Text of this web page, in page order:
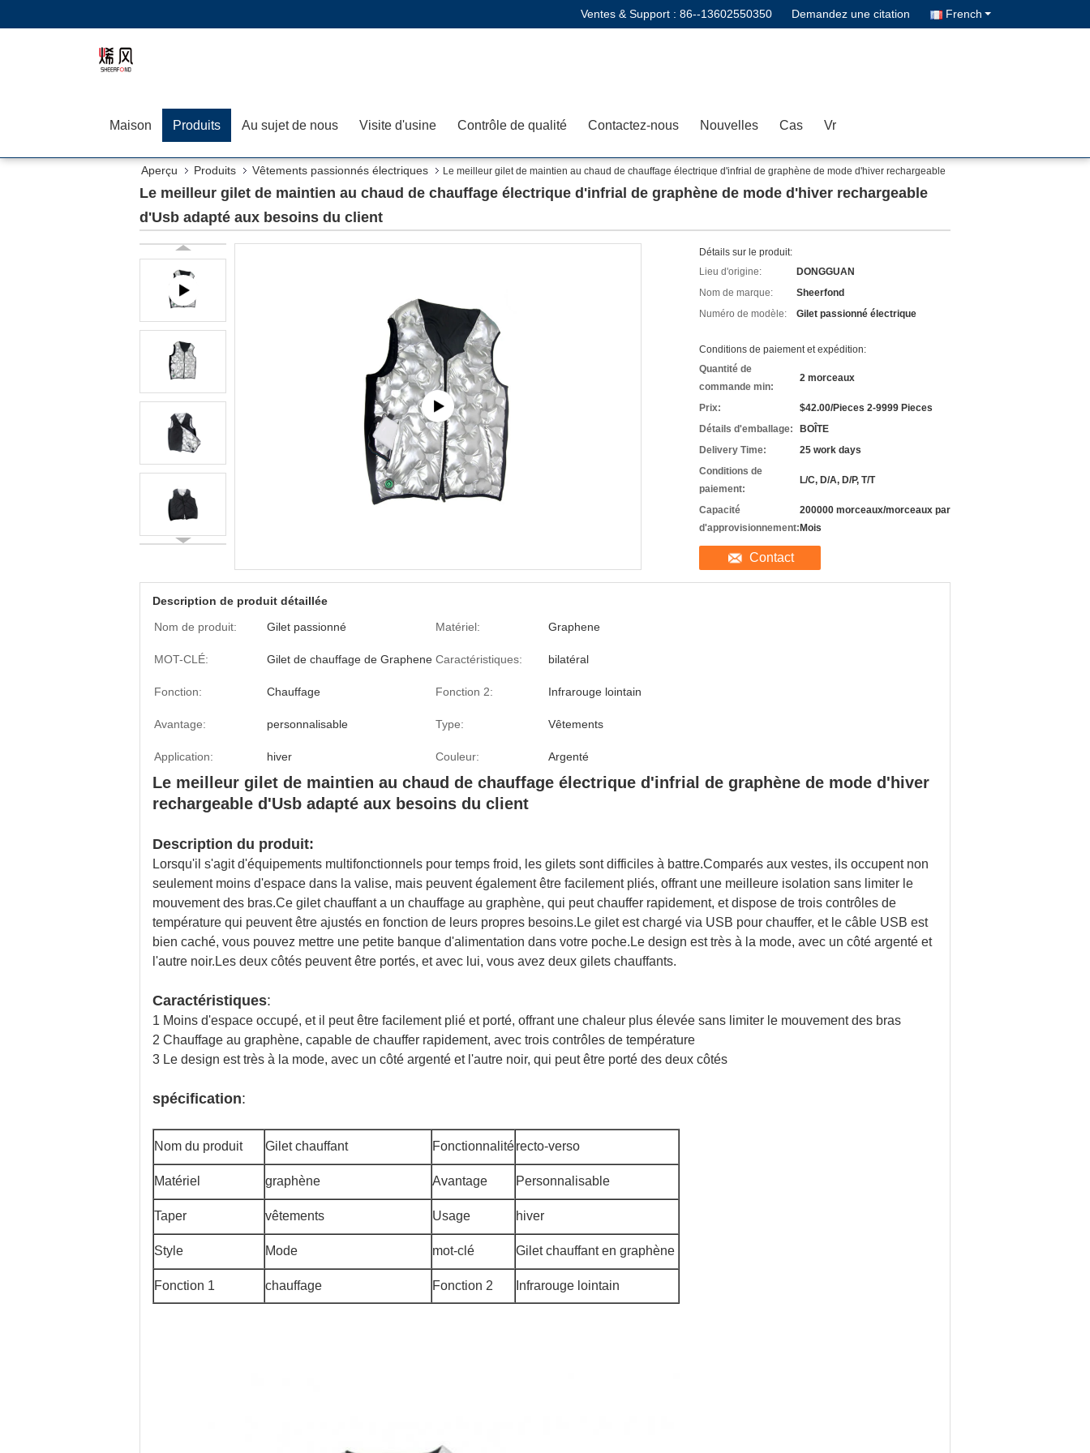
Ventes & Support : 86--13602550350 Demandez une citation French
Maison Produits Au sujet de nous Visite d'usine Contrôle de qualité Contactez-nous Nouvelles Cas Vr
Aperçu Produits Vêtements passionnés électriques
Le meilleur gilet de maintien au chaud de chauffage électrique d'infrial de graphène de mode d'hiver rechargeable
d'Usb adapté aux besoins du client
Le meilleur gilet de maintien au chaud de chauffage électrique d'infrial de graphène de mode d'hiver rechargeable
d'Usb adapté aux besoins du client
Détails sur le produit:
Lieu d'origine:
DONGGUAN
Nom de marque:
Sheerfond
Numéro de modèle:
Gilet passionné électrique
Conditions de paiement et expédition:
Quantité de
commande min:
2 morceaux
Prix:
$42.00/Pieces 2-9999 Pieces
Détails d'emballage:
BOÎTE
Delivery Time:
25 work days
Conditions de
paiement:
L/C, D/A, D/P, T/T
Capacité
d'approvisionnement:
200000 morceaux/morceaux par
Mois
Contact
Description de produit détaillée
Nom de produit:
Gilet passionné Matériel: Graphene
MOT-CLÉ: Gilet de chauffage de Graphene Caractéristiques: bilatéral
Fonction: Chauffage Fonction 2: Infrarouge lointain
Avantage: personnalisable Type: Vêtements
Application: hiver Couleur: Argenté
Le meilleur gilet de maintien au chaud de chauffage électrique d'infrial de graphène de mode d'hiver
rechargeable d'Usb adapté aux besoins du client
Description du produit:
Lorsqu'il s'agit d'équipements multifonctionnels pour temps froid, les gilets sont difficiles à battre.Comparés aux vestes, ils occupent non
seulement moins d'espace dans la valise, mais peuvent également être facilement pliés, offrant une meilleure isolation sans limiter le
mouvement des bras.Ce gilet chauffant a un chauffage au graphène, qui peut chauffer rapidement, et dispose de trois contrôles de
température qui peuvent être ajustés en fonction de leurs propres besoins.Le gilet est chargé via USB pour chauffer, et le câble USB est
bien caché, vous pouvez mettre une petite banque d'alimentation dans votre poche.Le design est très à la mode, avec un côté argenté et
l'autre noir.Les deux côtés peuvent être portés, et avec lui, vous avez deux gilets chauffants.
Caractéristiques:
1 Moins d'espace occupé, et il peut être facilement plié et porté, offrant une chaleur plus élevée sans limiter le mouvement des bras
2 Chauffage au graphène, capable de chauffer rapidement, avec trois contrôles de température
3 Le design est très à la mode, avec un côté argenté et l'autre noir, qui peut être porté des deux côtés
spécification:
Nom du produit Gilet chauffant Fonctionnalitérecto-verso
Matériel graphène Avantage Personnalisable
Taper vêtements Usage hiver
Style Mode mot-clé Gilet chauffant en graphène
Fonction 1 chauffage Fonction 2 Infrarouge lointain